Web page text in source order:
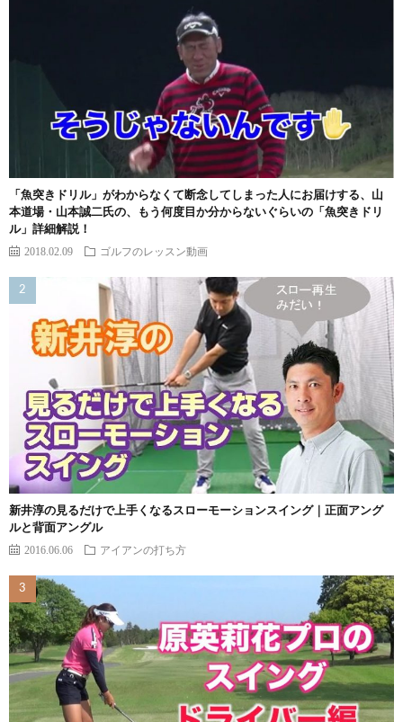
「魚突きドリル」がわからなくて断念してしまった人にお届けする、山
本道場・山本誠二氏の、もう何度目か分からないぐらいの「魚突きドリ
ル」詳細解説！
2018.02.09 ゴルフのレッスン動画
新井淳の見るだけで上手くなるスローモーションスイング｜正面アング
ルと背面アングル
2016.06.06 アイアンの打ち方